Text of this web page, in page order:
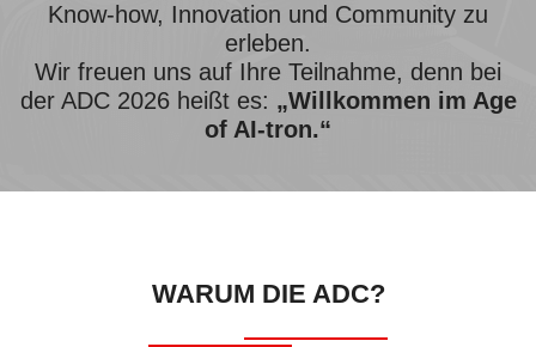
Know-how, Innovation und Community zu
erleben.
Wir freuen uns auf Ihre Teilnahme, denn bei
der ADC 2026 heißt es: „Willkommen im Age
of AI-tron.“
WARUM DIE ADC?